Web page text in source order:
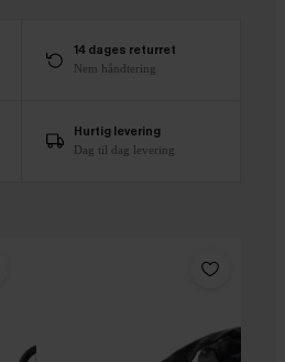
14 dages returret
Nem håndtering
Hurtig levering
Dag til dag levering